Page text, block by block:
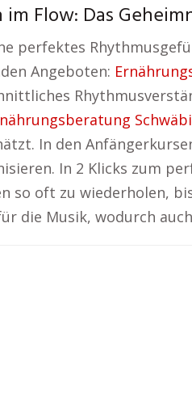
im Flow: Das
perfektes
Angeboten:
In den
In 2 Klicks zum
so oft zu wiederholen,
die Musik, wodurch